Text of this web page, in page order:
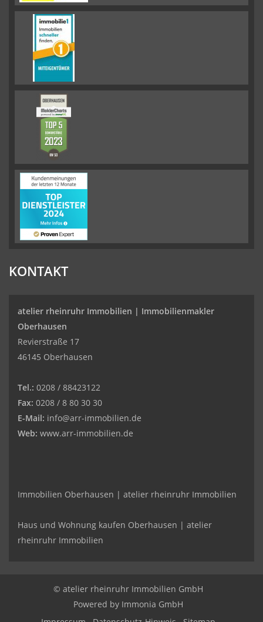
KONTAKT
atelier rheinruhr Immobilien | Immobilienmakler
Oberhausen
Revierstraße 17
46145 Oberhausen
Tel.: 0208 / 88423122
Fax: 0208 / 8 80 30 30
E-Mail: info@arr-immobilien.de
Web: www.arr-immobilien.de
Immobilien Oberhausen | atelier rheinruhr Immobilien
Haus und Wohnung kaufen Oberhausen | atelier
rheinruhr Immobilien
© atelier rheinruhr Immobilien GmbH
Powered by Immonia GmbH